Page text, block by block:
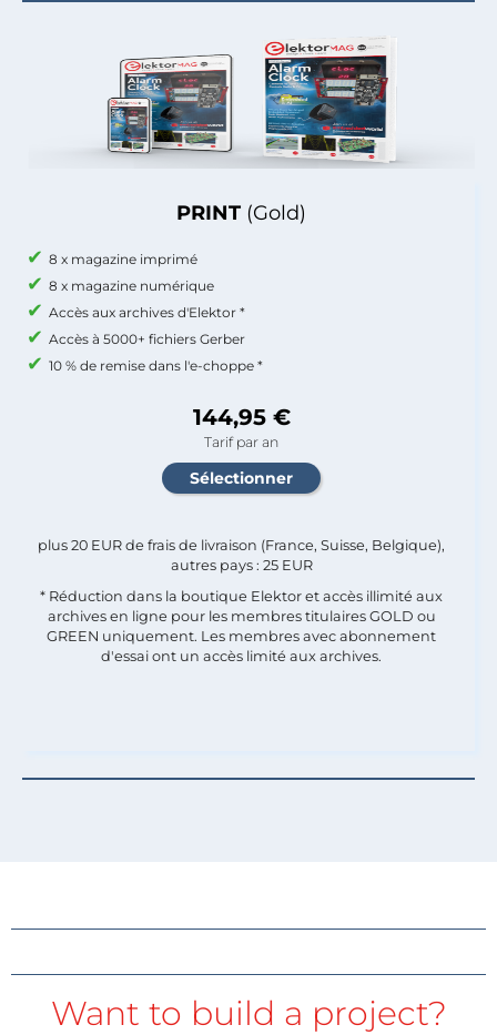
PRINT (Gold)
8 x magazine imprimé
8 x magazine numérique
Accès aux archives d'Elektor *
Accès à 5000+ fichiers Gerber
10 % de remise dans l'e-choppe *
144,95 €
Tarif par an
plus 20 EUR de frais de livraison (France, Suisse, Belgique),
autres pays : 25 EUR
* Réduction dans la boutique Elektor et accès illimité aux
archives en ligne pour les membres titulaires GOLD ou
GREEN uniquement. Les membres avec abonnement
d'essai ont un accès limité aux archives.
Want to build a project?